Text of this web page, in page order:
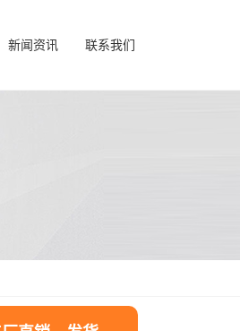
新闻资讯 联系我们